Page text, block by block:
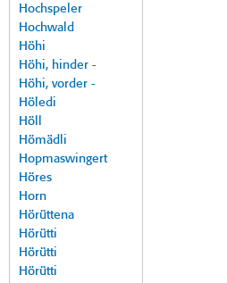
Hochspeler
Hochwald
Höhi
Höhi, hinder -
Höhi, vorder -
Höledi
Höll
Hömädli
Hopmaswingert
Höres
Horn
Hörüttena
Hörütti
Hörütti
Hörütti